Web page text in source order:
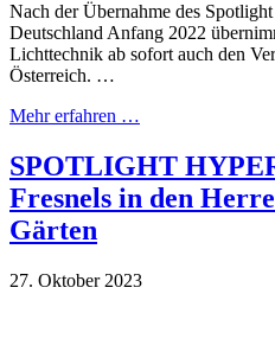
Nach der Übernahme des
Deutschland Anfang 2022
Lichttechnik ab sofort auch den
Österreich. …
Mehr erfahren …
SPOTLIGHT
Fresnels in den
Gärten
27. Oktober 2023